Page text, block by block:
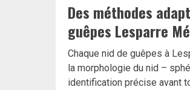
Des méthodes
guêpes Lesparre
Chaque nid de guêpes à
la morphologie du nid –
identification précise avant